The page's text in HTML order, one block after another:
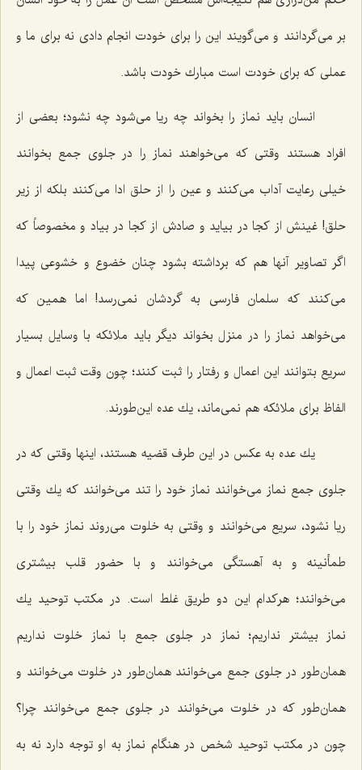
بر می‌گردانند و می‌گویند این را برای خودت انجام دادی نه برای ما و
عملی كه برای خودت است مبارك خودت باشد.
انسان باید نماز را بخواند چه ریا می‌شود چه نشود؛ بعضی از
افراد هستند وقتی كه می‌خواهند نماز را در جلوی جمع بخوانند
خیلی رعایت آداب می‌كنند و عین را از حلق ادا می‌كنند بلكه از زیر
حلق! غینش از كجا در بیاید و صادش از كجا در بیاد و مخصوصاً كه
اگر تصاویر آنها هم كه برداشته بشود چنان خضوع و خشوعی پیدا
می‌كنند كه سلمان فارسی به گردشان نمی‌رسد! اما همین كه
می‌خواهد نماز را در منزل بخواند دیگر باید ملائكه با وسایل بسیار
سریع بتوانند این اعمال و رفتار را ثبت كنند؛ چون وقت ثبت اعمال و
الفاظ برای ملائكه هم نمی‌ماند، یك عده این‌طورند.
یك عده به عكس در این طرف قضیه هستند، اینها وقتی كه در
جلوی جمع نماز می‌خوانند نماز خود را تند می‌خوانند كه یك وقتی
ریا نشود، سریع می‌خوانند و وقتی به خلوت می‌روند نماز خود را با
طمأنینه و به آهستگی می‌خوانند و با حضور قلب بیشتری
می‌خوانند؛ هركدام این دو طریق غلط است. در مكتب توحید یك
نماز بیشتر نداریم؛ نماز در جلوی جمع با نماز خلوت نداریم
همان‌طور در جلوی جمع می‌خوانند همان‌طور در خلوت می‌خوانند و
همان‌طور كه در خلوت می‌خوانند در جلوی جمع می‌خوانند چرا؟
چون در مكتب توحید شخص در هنگام نماز به او توجه دارد نه به